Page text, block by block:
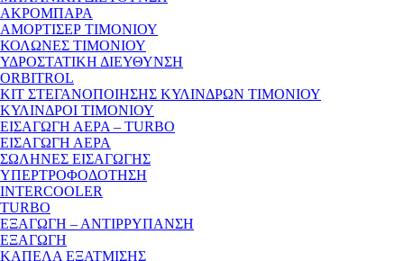
ΑΚΡΟΜΠΑΡΑ
ΑΜΟΡΤΙΣΕΡ ΤΙΜΟΝΙΟΥ
ΚΟΛΩΝΕΣ ΤΙΜΟΝΙΟΥ
ΥΔΡΟΣΤΑΤΙΚΗ ΔΙΕΥΘΥΝΣΗ
ORBITROL
ΚΙΤ ΣΤΕΓΑΝΟΠΟΙΗΣΗΣ ΚΥΛΙΝΔΡΩΝ ΤΙΜΟΝΙΟΥ
ΚΥΛΙΝΔΡΟΙ ΤΙΜΟΝΙΟΥ
ΕΙΣΑΓΩΓΗ ΑΕΡΑ – TURBO
ΕΙΣΑΓΩΓΗ ΑΕΡΑ
ΣΩΛΗΝΕΣ ΕΙΣΑΓΩΓΗΣ
ΥΠΕΡΤΡΟΦΟΔΟΤΗΣΗ
INTERCOOLER
TURBO
ΕΞΑΓΩΓΗ – ΑΝΤΙΡΡΥΠΑΝΣΗ
ΕΞΑΓΩΓΗ
ΚΑΠΕΛΑ ΕΞΑΤΜΙΣΗΣ